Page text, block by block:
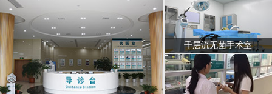
千层流无菌手术室